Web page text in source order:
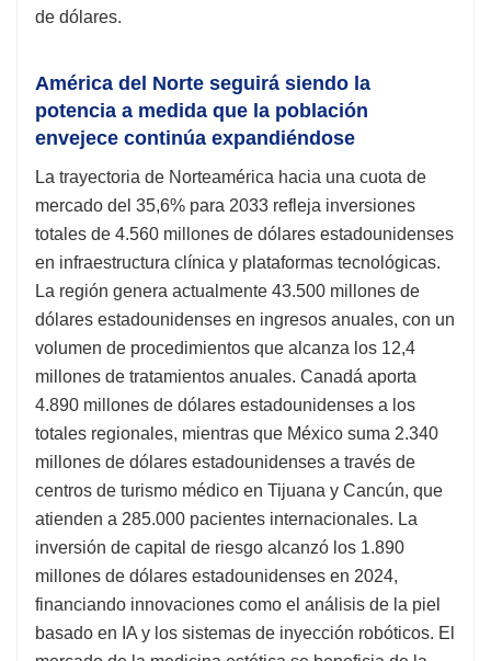
de dólares.
América del Norte seguirá siendo la
potencia a medida que la población
envejece continúa expandiéndose
La trayectoria de Norteamérica hacia una cuota de
mercado del 35,6% para 2033 refleja inversiones
totales de 4.560 millones de dólares estadounidenses
en infraestructura clínica y plataformas tecnológicas.
La región genera actualmente 43.500 millones de
dólares estadounidenses en ingresos anuales, con un
volumen de procedimientos que alcanza los 12,4
millones de tratamientos anuales. Canadá aporta
4.890 millones de dólares estadounidenses a los
totales regionales, mientras que México suma 2.340
millones de dólares estadounidenses a través de
centros de turismo médico en Tijuana y Cancún, que
atienden a 285.000 pacientes internacionales. La
inversión de capital de riesgo alcanzó los 1.890
millones de dólares estadounidenses en 2024,
financiando innovaciones como el análisis de la piel
basado en IA y los sistemas de inyección robóticos. El